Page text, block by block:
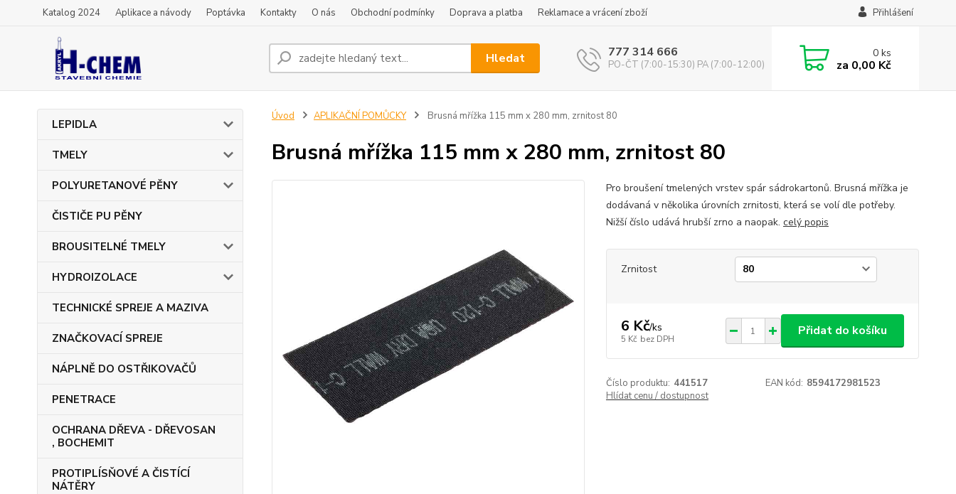
Katalog 2024 Aplikace a návody Poptávka Kontakty O nás Obchodní podmínky Doprava a platba Reklamace a vrácení zboží Přihlášení
Hledat 777 314 666
PO-ČT (7:00-15:30) PA (7:00-12:00)
0ks
za 0,00 Kč
LEPIDLA
TMELY
POLYURETANOVÉ PĚNY
ČISTIČE PU PĚNY
BROUSITELNÉ TMELY
HYDROIZOLACE
TECHNICKÉ SPREJE A MAZIVA
ZNAČKOVACÍ SPREJE
NÁPLNĚ DO OSTŘIKOVAČŮ
PENETRACE
OCHRANA DŘEVA - DŘEVOSAN
, BOCHEMIT
PROTIPLÍSŇOVÉ A ČISTÍCÍ
NÁTĚRY
Úvod APLIKAČNÍ POMŮCKY Brusná mřížka 115 mm x 280 mm, zrnitost 80
Brusná mřížka 115 mm x 280 mm, zrnitost 80
Pro broušení tmelených vrstev spár sádrokartonů. Brusná mřížka je
dodávaná v několika úrovních zrnitosti, která se volí dle potřeby.
Nižší číslo udává hrubší zrno a naopak. celý popis
Zrnitost
6 Kč/ks
5 Kč bez DPH
Přidat do košíku
Číslo produktu: 441517 EAN kód: 8594172981523
Hlídat cenu / dostupnost